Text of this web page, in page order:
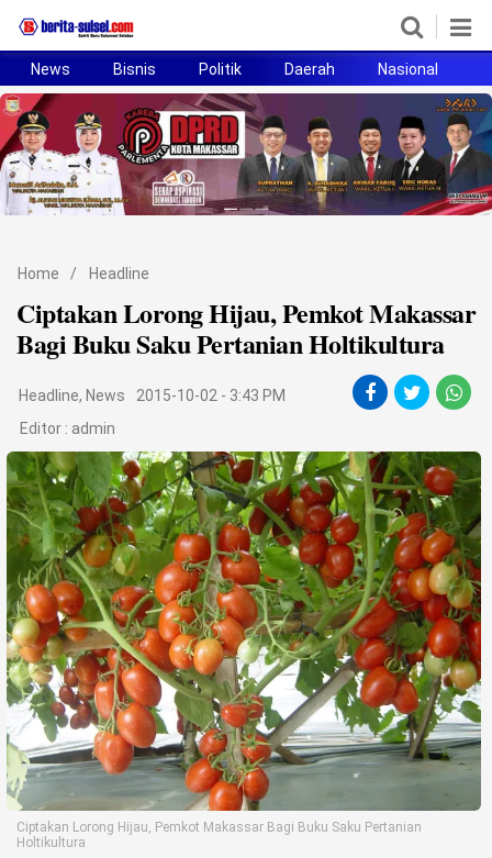
Home
News
Politik
Bisnis
Otomotif
Hukum
Sport
Life Style
Profil
Opini
Video
More
Disclaimer
News Bisnis Politik Daerah Nasional
Home / Headline
Ciptakan Lorong Hijau, Pemkot Makassar
Bagi Buku Saku Pertanian Holtikultura
Headline, News
2015-10-02 - 3:43 PM
Editor : admin
Ciptakan Lorong Hijau, Pemkot Makassar Bagi Buku Saku Pertanian
Holtikultura